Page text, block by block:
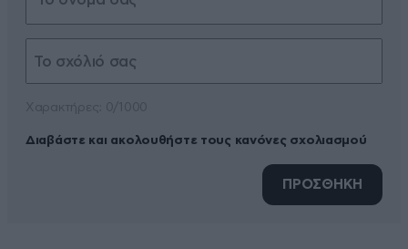
Διαβάστε και ακολουθήστε τους κανόνες σχολιασμού
ΠΡΟΣΘΗΚΗ